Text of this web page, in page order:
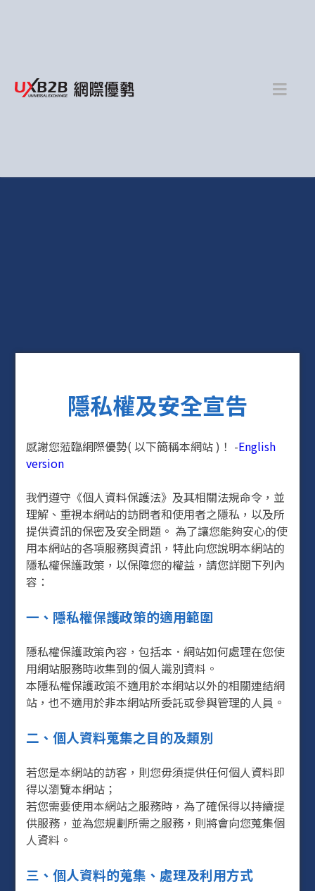
隱私權及安全宣告
感謝您蒞臨網際優勢( 以下簡稱本網站 )！ -English
version
我們遵守《個人資料保護法》及其相關法規命令，並
理解、重視本網站的訪問者和使用者之隱私，以及所
提供資訊的保密及安全問題。 為了讓您能夠安心的使
用本網站的各項服務與資訊，特此向您說明本網站的
隱私權保護政策，以保障您的權益，請您詳閱下列內
容：
一、隱私權保護政策的適用範圍
隱私權保護政策內容，包括本．網站如何處理在您使
用網站服務時收集到的個人識別資料。
本隱私權保護政策不適用於本網站以外的相關連結網
站，也不適用於非本網站所委託或參與管理的人員。
二、個人資料蒐集之目的及類別
若您是本網站的訪客，則您毋須提供任何個人資料即
得以瀏覽本網站；
若您需要使用本網站之服務時，為了確保得以持續提
供服務，並為您規劃所需之服務，則將會向您蒐集個
人資料。
三、個人資料的蒐集、處理及利用方式